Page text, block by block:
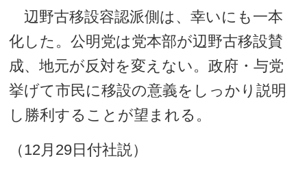
辺野古移設容認派側は、幸いにも一本
化した。公明党は党本部が辺野古移設賛
成、地元が反対を変えない。政府・与党
挙げて市民に移設の意義をしっかり説明
し勝利することが望まれる。
（12月29日付社説）